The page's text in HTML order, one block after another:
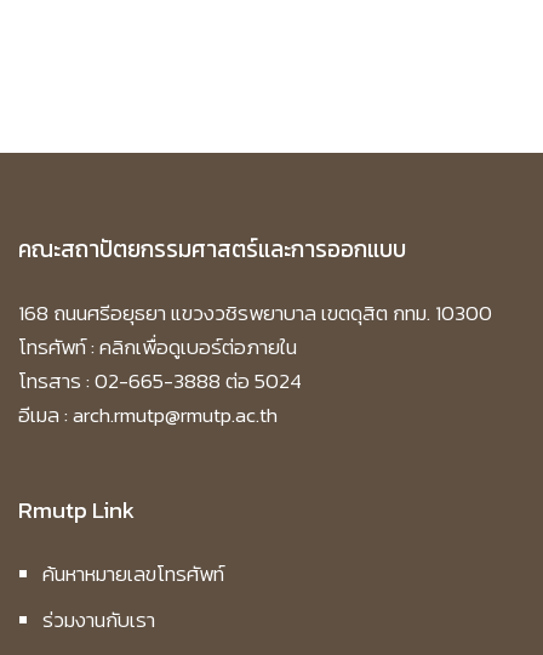
คณะสถาปัตยกรรมศาสตร์และการออกแบบ
168 ถนนศรีอยุธยา แขวงวชิรพยาบาล เขตดุสิต กทม. 10300
โทรศัพท์ :คลิกเพื่อดูเบอร์ต่อภายใน
โทรสาร : 02-665-3888 ต่อ 5024
อีเมล : arch.rmutp@rmutp.ac.th
Rmutp Link
ค้นหาหมายเลขโทรศัพท์
ร่วมงานกับเรา